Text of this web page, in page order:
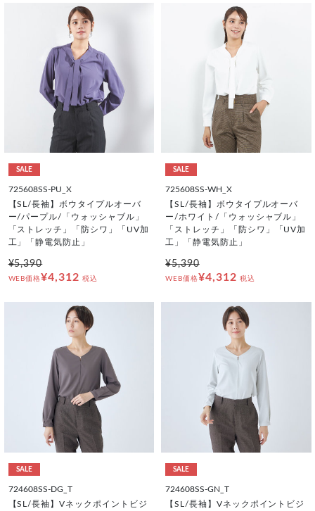
SALE
725608SS-PU_X
【SL/長袖】ボウタイプルオーバ
ー/パープル/「ウォッシャブル」
「ストレッチ」「防シワ」「UV加
工」「静電気防止」
¥5,390
WEB価格¥4,312 税込
SALE
725608SS-WH_X
【SL/長袖】ボウタイプルオーバ
ー/ホワイト/「ウォッシャブル」
「ストレッチ」「防シワ」「UV加
工」「静電気防止」
¥5,390
WEB価格¥4,312 税込
SALE
724608SS-DG_T
【SL/長袖】Vネックポイントビジ
SALE
724608SS-GN_T
【SL/長袖】Vネックポイントビジ